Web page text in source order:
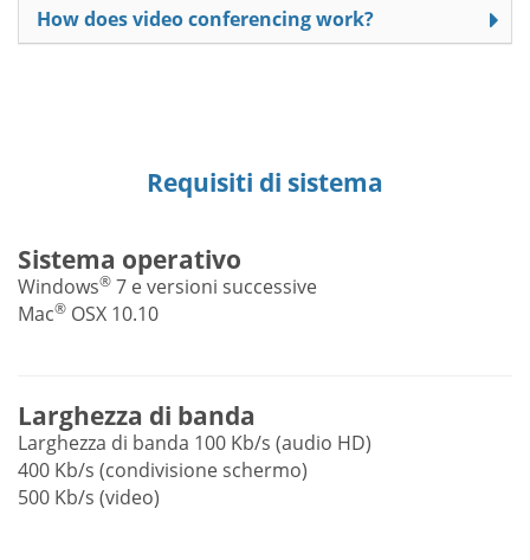
How does video conferencing work?
Requisiti di sistema
Sistema operativo
Windows® 7 e versioni successive
Mac® OSX 10.10
Larghezza di banda
Larghezza di banda 100 Kb/s (audio HD)
400 Kb/s (condivisione schermo)
500 Kb/s (video)